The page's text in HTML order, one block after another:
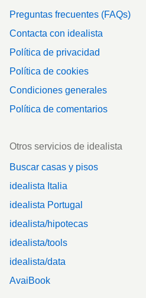
Preguntas frecuentes (FAQs)
Contacta con idealista
Política de privacidad
Política de cookies
Condiciones generales
Política de comentarios
Otros servicios de idealista
Buscar casas y pisos
idealista Italia
idealista Portugal
idealista/hipotecas
idealista/tools
idealista/data
AvaiBook